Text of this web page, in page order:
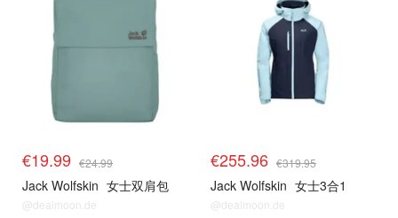
€19.99 €24.99
Jack Wolfskin 女士双肩包
@dealmoon.de
€255.96 €319.95
Jack Wolfskin 女士3合1
@dealmoon.de